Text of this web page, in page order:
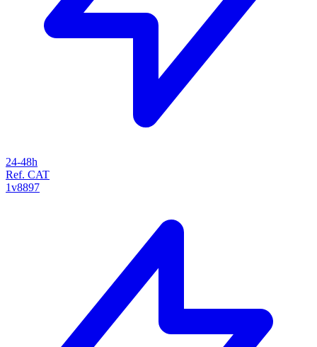
24-48h
Ref. CAT
1v8897